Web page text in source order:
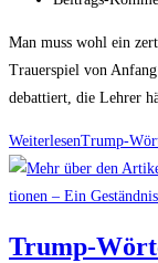
Man muss wohl ein
Trauerspiel von
debattiert, die Lehrer
WeiterlesenTrump-
Trump-